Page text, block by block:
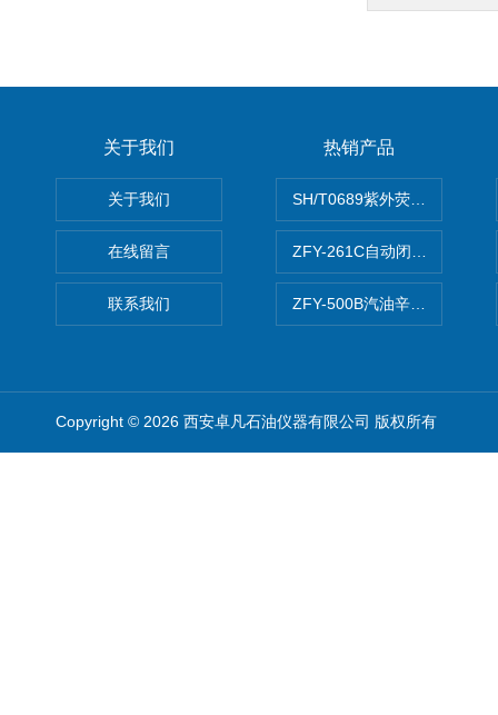
关于我们
关于我们
在线留言
联系我们
热销产品
SH/T0689紫外荧光测硫仪
ZFY-261C自动闭口闪点测定
ZFY-500B汽油辛烷值测定仪
Copyright © 2026 西安卓凡石油仪器有限公司 版权所有